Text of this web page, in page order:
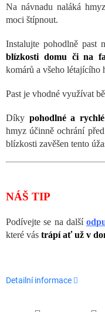
Na návnadu naláká
moci štípnout.
Instalujte pohodlně past
blízkosti domu či na
komárů a všeho létajícího
Past je vhodné využívat
Díky pohodlné a
hmyz účinně ochrání
blízkosti zavěšen tento
NÁŠ TIP
Podívejte se na další
které vás trápí ať už v
Detailní informace